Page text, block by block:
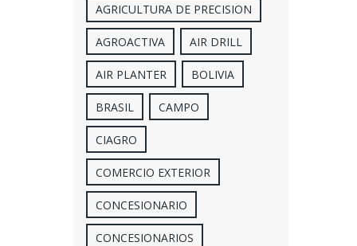
AGRICULTURA DE PRECISION
AGROACTIVA AIR DRILL
AIR PLANTER BOLIVIA
BRASIL CAMPO
CIAGRO
COMERCIO EXTERIOR
CONCESIONARIO
CONCESIONARIOS